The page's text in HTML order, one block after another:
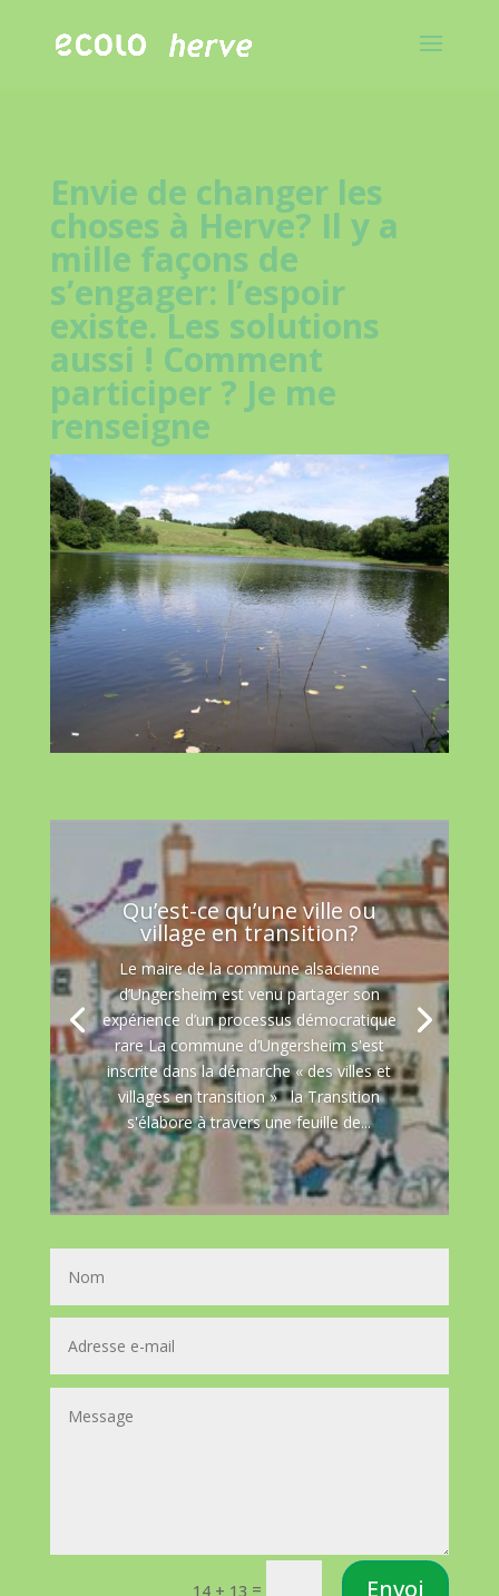
Envie de changer les
choses à Herve? Il y a
mille façons de
s’engager: l’espoir
existe. Les solutions
aussi ! Comment
participer ? Je me
renseigne
Qu’est-ce qu’une ville ou
village en transition?
Le maire de la commune alsacienne
d’Ungersheim est venu partager son
expérience d’un processus démocratique
rare La commune d’Ungersheim s'est
inscrite dans la démarche « des villes et
villages en transition » la Transition
s'élabore à travers une feuille de...
14 + 13 = Envoi